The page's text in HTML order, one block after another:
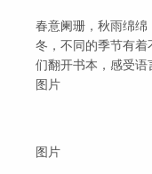
春意阑珊，秋雨绵绵
冬，不同的季节有
们翻开书本，感受语
图片
图片